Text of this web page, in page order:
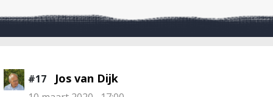
#17 Jos van Dijk